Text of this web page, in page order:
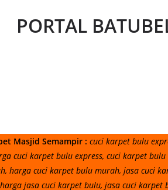
PORTAL
Masjid Semampir : cuci karpet bulu
cuci karpet bulu express, cuci karpet
harga cuci karpet bulu murah, jasa cuci
jasa cuci karpet bulu, jasa cuci